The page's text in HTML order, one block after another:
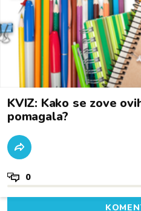
KVIZ: Kako se zove
pomagala?
0